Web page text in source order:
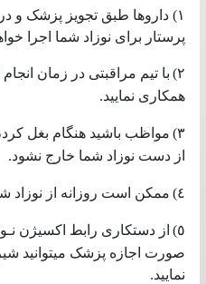
١) داروها طبق‌ تجویز پزشک‌
پرستار برای‌ نوزاد شما اجرا
٢) با تیم‌ مراقبتی‌ در زمان
همکاری‌ نمایید.
٣) مواظب‌ باشید هنگام بغل‌
از دست‌ نوزاد شما خارج نشود.
٤) ممکن‌ است‌ روزانه‌ از نوزاد
٥)
از دستکاری‌ رابط‌ اکسیژن
صورت اجازه پزشک‌ میتوانید
نمایید.